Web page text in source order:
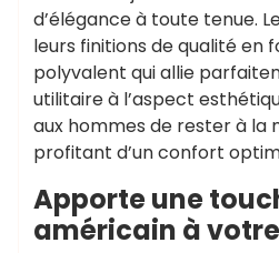
d’élégance à toute tenue.
leurs finitions de qualité en
polyvalent qui allie
utilitaire à l’aspect
aux hommes de rester à la
profitant d’un confort
Apporte une
américain à